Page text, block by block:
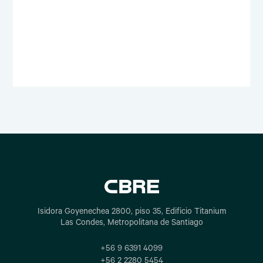
Isidora Goyenechea 2800, piso 35, Edificio Titanium
Las Condes, Metropolitana de Santiago
+56 9 6391 4099